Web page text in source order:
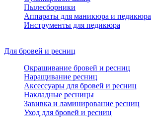
Пылесборники
Аппараты для маникюра и педикюра
Инструменты для педикюра
Для бровей и ресниц
Окрашивание бровей и ресниц
Наращивание ресниц
Аксессуары для бровей и ресниц
Накладные ресницы
Завивка и ламинирование ресниц
Уход для бровей и ресниц